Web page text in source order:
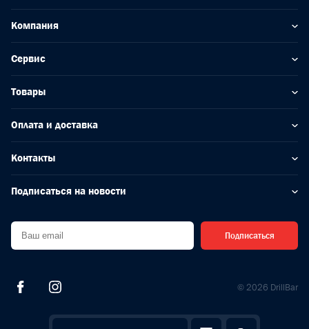
Компания
Сервис
Товары
Оплата и доставка
Контакты
Подписаться на новости
Подписаться
© 2026 DrillBar